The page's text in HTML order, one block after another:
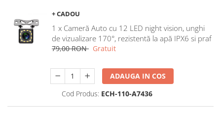
Navigatii Chrysler
+ CADOU
1 x Cameră Auto cu 12 LED night vision, unghi
de vizualizare 170°, rezistentă la apă IPX6 si praf
79,00 RON Gratuit
ADAUGA IN COS
Cod Produs: ECH-110-A7436